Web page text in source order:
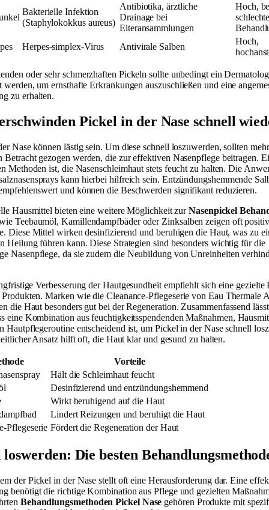
Bakterielle Infektion
(Staphylokokkus aureus)
Antibiotika, ärztliche
Drainage bei
Eiteransammlungen
Hoch,
Herpes-simplex-Virus Antivirale Salben
Hoch,
oder sehr schmerzhaften Pickeln sollte unbedingt ein
werden, um ernsthafte Erkrankungen auszuschließen und eine
zu erhalten.
Pickel in der Nase schnell
Nase können lästig sein. Um diese schnell loszuwerden, sollten
Betracht gezogen werden, die zur effektiven Nasenpflege beitragen.
Methoden ist, die Nasenschleimhaut stets feucht zu halten. Die
kann hierbei hilfreich sein. Entzündungshemmende
und können die Beschwerden signifikant reduzieren.
Hausmittel bieten eine weitere Möglichkeit zurNasenpickel
Teebaumöl, Kamillendampfbäder oder Zinksalben zeigen oft
Diese Mittel wirken desinfizierend und beruhigen die Haut, was zu
Heilung führen kann. Diese Strategien sind besonders wichtig für die
Nasenpflege, da sie zudem die Neubildung von Unreinheiten
Verbesserung der Hautgesundheit empfiehlt sich eine gezielte
Produkten. Marken wie die Cleanance-Pflegeserie von Eau Thermale
die Haut besonders gut bei der Regeneration. Zusammenfassend
eine Kombination aus feuchtigkeitsspendenden Maßnahmen,
Hautpflegeroutine entscheidend ist, um Pickel in der Nase schnell
Ansatz hilft oft, die Haut klar und gesund zu halten.
Vorteile
Hält die Schleimhaut feucht
Desinfizierend und entzündungshemmend
Wirkt beruhigend auf die Haut
Lindert Reizungen und beruhigt die Haut
Pflegeserie Fördert die Regeneration der Haut
Die besten
der Pickel in der Nase stellt oft eine Herausforderung dar. Eine
benötigt die richtige Kombination aus Pflege und gezielten
Behandlungsmethoden Pickel Nase gehören Produkte mit